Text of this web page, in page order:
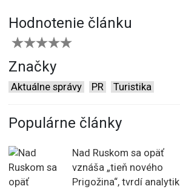
Hodnotenie článku
Značky
Aktuálne správy PR Turistika
Populárne články
Nad Ruskom sa opäť
vznáša „tieň nového
Prigožina“, tvrdí analytik